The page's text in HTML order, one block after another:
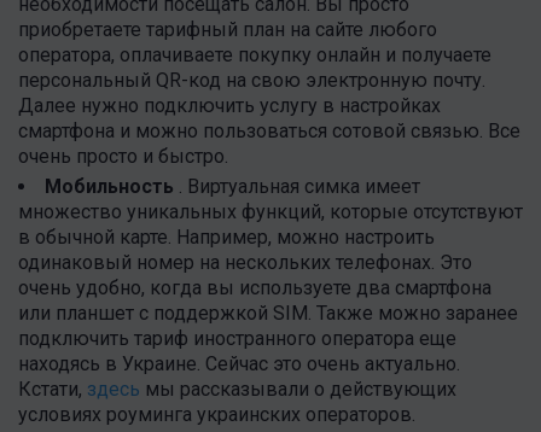
приобретаете тарифный план на сайте любого
оператора, оплачиваете покупку онлайн и получаете
персональный QR-код на свою электронную почту.
Далее нужно подключить услугу в настройках
смартфона и можно пользоваться сотовой связью. Все
очень просто и быстро.
Мобильность . Виртуальная симка имеет
множество уникальных функций, которые отсутствуют
в обычной карте. Например, можно настроить
одинаковый номер на нескольких телефонах. Это
очень удобно, когда вы используете два смартфона
или планшет с поддержкой SIM. Также можно заранее
подключить тариф иностранного оператора еще
находясь в Украине. Сейчас это очень актуально.
Кстати, здесь мы рассказывали о действующих
условиях роуминга украинских операторов.